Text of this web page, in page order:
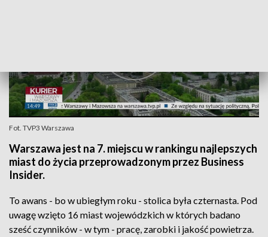
Fot. TVP3 Warszawa
Warszawa jest na 7. miejscu w rankingu najlepszych
miast do życia przeprowadzonym przez Business
Insider.
To awans - bo w ubiegłym roku - stolica była czternasta. Pod
uwagę wzięto 16 miast wojewódzkich w których badano
sześć czynników - w tym - pracę, zarobki i jakość powietrza.